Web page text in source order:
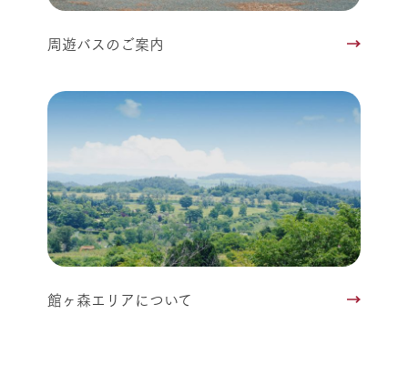
周遊バスのご案内
館ヶ森エリアについて